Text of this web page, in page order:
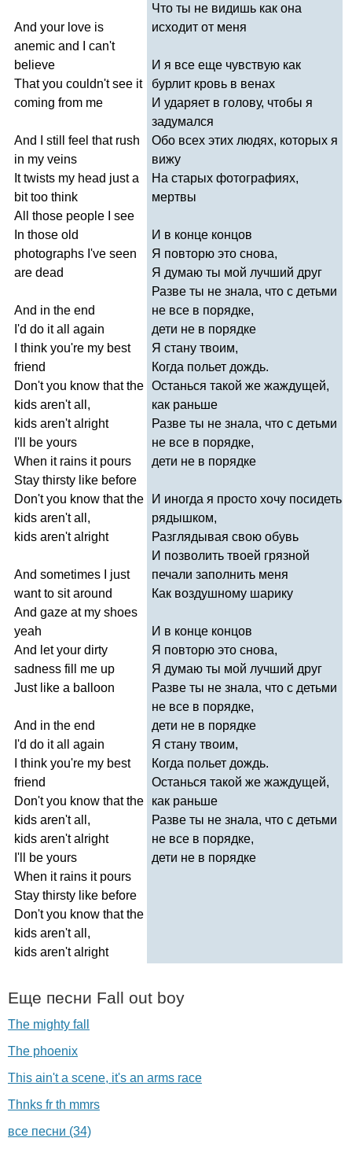
And your love is
anemic and
can't
believe
That you couldn't see it
coming from me
And still feel that rush
in my veins
It twists my head just a
bit too think
All
those people
see
In those old
photographs I've seen
are dead
And in the end
I'd do it all
again
think you're my best
friend
Don't you know that the
kids aren't all ,
kids aren't alright
I'll
be yours
When it rains it pours
Stay thirsty like before
Don't you know that the
kids aren't all ,
kids aren't alright
And sometimes
just
want to sit around
And gaze at my shoes
yeah
And let your dirty
sadness fill me up
Just like a balloon
And in the end
I'd do it all
again
think you're my best
friend
Don't you know that the
kids aren't all ,
kids aren't alright
I'll
be yours
When it rains it pours
Stay thirsty like before
Don't you know that the
kids aren't all ,
kids aren't alright
Что ты не видишь как она
исходит от меня
И я все еще чувствую как
бурлит кровь в венах
И ударяет в голову, чтобы я
задумался
Обо всех этих людях, которых я
вижу
На старых фотографиях,
мертвы
И в конце концов
Я повторю это снова,
Я думаю ты мой лучший друг
Разве ты не знала, что с детьми
не все в порядке,
дети не в порядке
Я стану твоим,
Когда польет дождь.
Останься такой же жаждущей,
как раньше
Разве ты не знала, что с детьми
не все в порядке,
дети не в порядке
И иногда я просто хочу посидеть
рядышком,
Разглядывая свою обувь
И позволить твоей грязной
печали заполнить меня
Как воздушному шарику
И в конце концов
Я повторю это снова,
Я думаю ты мой лучший друг
Разве ты не знала, что с детьми
не все в порядке,
дети не в порядке
Я стану твоим,
Когда польет дождь.
Останься такой же жаждущей,
как раньше
Разве ты не знала, что с детьми
не все в порядке,
дети не в порядке
Еще песни Fall out boy
The mighty fall
The phoenix
This ain't a scene, it's an arms race
Thnks fr th mmrs
все песни (34)